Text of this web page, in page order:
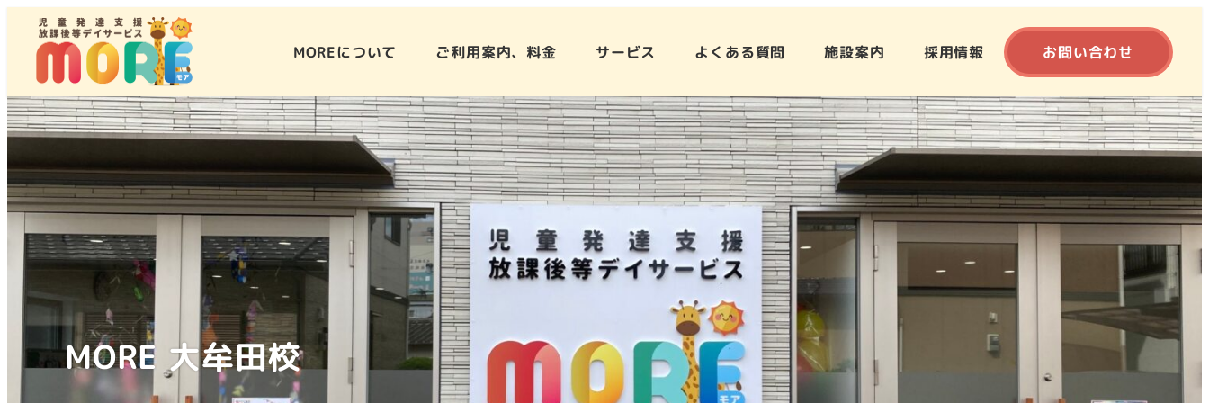
MOREについて ご利用案内、料金 サービス よくある質問 施設案内 採用情報 お問い合わせ
MORE 大牟田校